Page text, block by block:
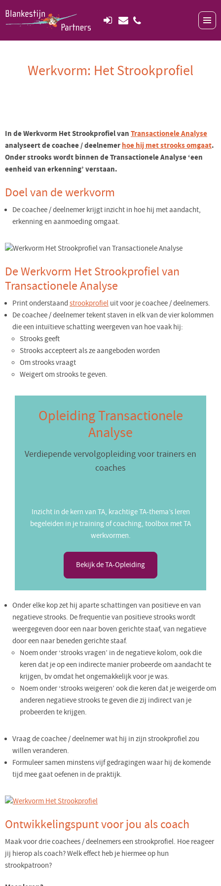
Werkvorm: Het Strookprofiel
In de Werkvorm Het Strookprofiel vanTransactionele Analyse
analyseert de coachee / deelnemerhoe hij met strooks omgaat.
Onder strooks wordt binnen de Transactionele Analyse ‘een
eenheid van erkenning’ verstaan.
Doel van de werkvorm
De coachee / deelnemer krijgt inzicht in hoe hij met aandacht,
erkenning en aanmoeding omgaat.
De Werkvorm Het Strookprofiel van
Transactionele Analyse
Print onderstaand strookprofiel uit voor je coachee / deelnemers.
De coachee / deelnemer tekent staven in elk van de vier kolommen
die een intuïtieve schatting weergeven van hoe vaak hij:
Strooks geeft
Strooks accepteert als ze aangeboden worden
Om strooks vraagt
Weigert om strooks te geven.
Opleiding Transactionele
Analyse
Verdiepende vervolgopleiding voor trainers en
coaches
Inzicht in de kern van TA, krachtige TA-thema’s leren
begeleiden in je training of coaching, toolbox met TA
werkvormen.
Bekijk de TA-Opleiding
Onder elke kop zet hij aparte schattingen van positieve en van
negatieve strooks. De frequentie van positieve strooks wordt
weergegeven door een naar boven gerichte staaf, van negatieve
door een naar beneden gerichte staaf.
Noem onder ‘strooks vragen’ in de negatieve kolom, ook die
keren dat je op een indirecte manier probeerde om aandacht te
krijgen, bv omdat het ongemakkelijk voor je was.
Noem onder ‘strooks weigeren’ ook die keren dat je weigerde om
anderen negatieve strooks te geven die zij indirect van je
probeerden te krijgen.
Vraag de coachee / deelnemer wat hij in zijn strookprofiel zou
willen veranderen.
Formuleer samen minstens vijf gedragingen waar hij de komende
tijd mee gaat oefenen in de praktijk.
Ontwikkelingspunt voor jou als coach
Maak voor drie coachees / deelnemers een strookprofiel. Hoe reageer
jij hierop als coach? Welk effect heb je hiermee op hun
strookpatroon?